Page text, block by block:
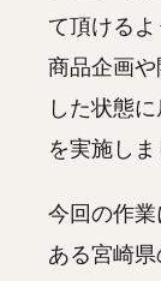
て頂ける
商品企画
した状態
を実施しま
今回の作
ある宮崎